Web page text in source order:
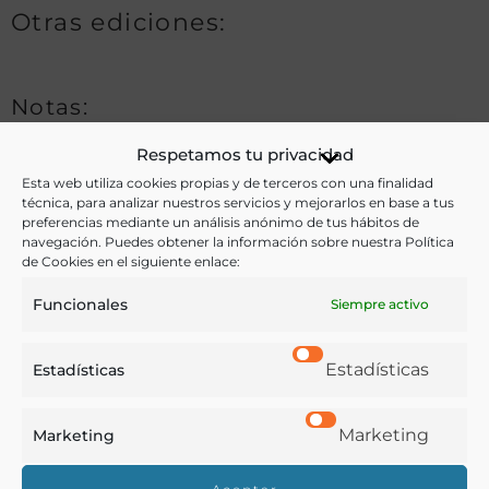
Respetamos tu privacidad
Esta web utiliza cookies propias y de terceros con una finalidad
técnica, para analizar nuestros servicios y mejorarlos en base a tus
preferencias mediante un análisis anónimo de tus hábitos de
navegación. Puedes obtener la información sobre nuestra Política
de Cookies en el siguiente enlace:
Funcionales Siempre activo
Estadísticas Estadísticas
Marketing Marketing
Otras ediciones:
Notas:
Ver más libros de estas materias:
Bebidas,Industria y Tecnología,Medicina,Química
Manantiales
COMPARTIR